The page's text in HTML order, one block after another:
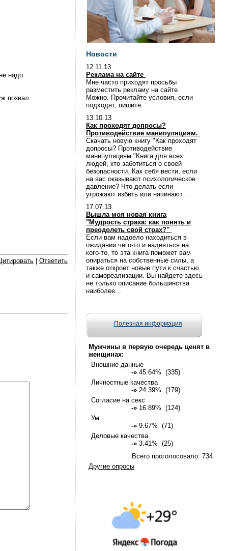
надо.
позвал.
Ответить
Новости
12.11.13
Реклама на сайте
Мне часто приходят просьбы
разместить рекламу на сайте.
Можно. Прочитайте условия, если
подходят, пишите.
13.10.13
Как проходят допросы?
Противодействие манипуляциям.
Скачать новую книгу "Как проходят
допросы? Противодействие
манипуляциям."Книга для всех
людей, кто заботиться о своей
безопасности. Как себя вести, если
на вас оказывают психологическое
давление? Что делать если
угрожают избить или начинают...
17.07.13
Вышла моя новая книга
"Мудрость страха: как понять и
преодолеть свой страх?"
Если вам надоело находиться в
ожидании чего-то и надеяться на
кого-то, то эта книга поможет вам
опираться на собственные силы, а
также откроет новые пути к счастью
и самореализации. Вы найдете здесь
не только описание большинства
наиболее...
Полезная информация
Мужчины в первую очередь ценят в
женщинах:
Внешние данные
-» 45.64% (335)
Личностные качества
-» 24.39% (179)
Согласие на секс
-» 16.89% (124)
Ум
-» 9.67% (71)
Деловые качества
-» 3.41% (25)
Всего проголосовало: 734
Другие опросы